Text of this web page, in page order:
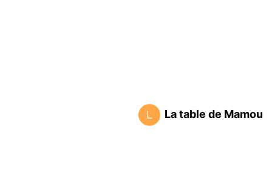
L La table de Mamou